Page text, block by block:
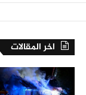
اخر المقالات